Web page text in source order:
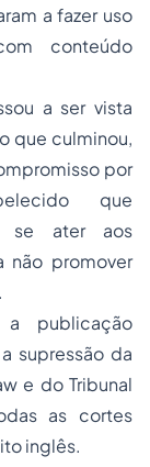
a fazer uso
conteúdo
a ser vista
que culminou,
por
que
se ater aos
não promover
.
a publicação
supressão da
e do Tribunal
as cortes
inglês.